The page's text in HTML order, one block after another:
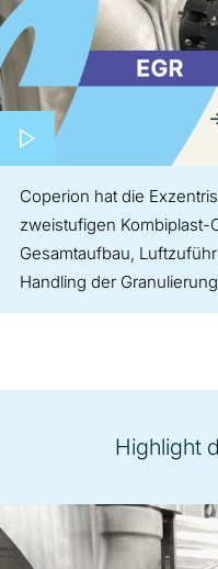
Coperion hat die
zweistufigen Kombiplast-
Gesamtaufbau,
Handling der
Highlight